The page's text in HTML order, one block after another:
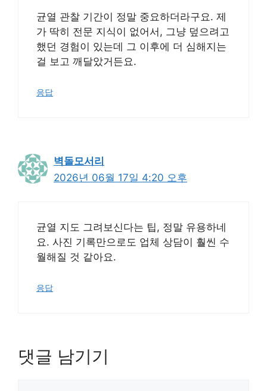
균열 관찰 기간이 정말 중요하더라구요. 제
가 딱히 전문 지식이 없어서, 그냥 덮으려고
했던 경험이 있는데 그 이후에 더 심해지는
걸 보고 깨달았거든요.
응답
벽돌모서리
2026년 06월 17일 4:20 오후
균열 지도 그려보신다는 팁, 정말 유용하네
요. 사진 기록만으로도 업체 상담이 훨씬 수
월해질 것 같아요.
응답
댓글 남기기